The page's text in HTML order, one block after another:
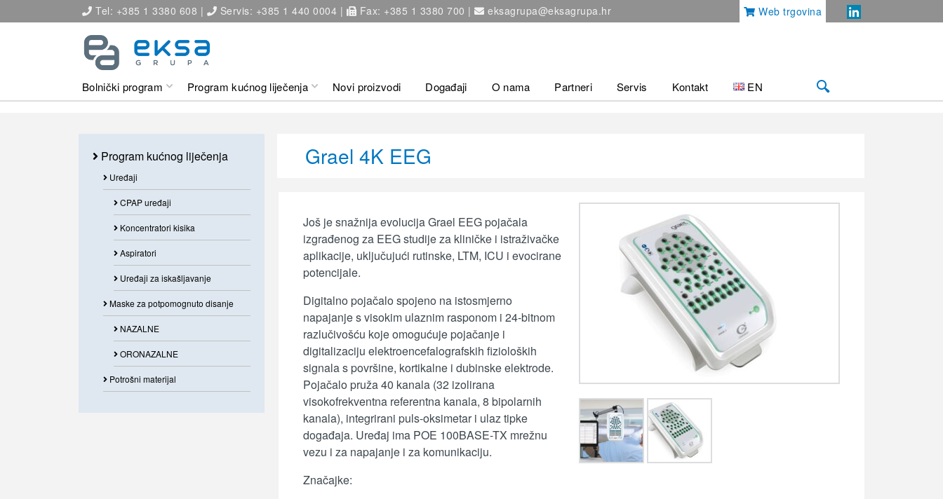
Tel: +385 1 3380 608 | Servis: +385 1 440 0004 | Fax: +385 1 3380 700 | eksagrupa@eksagrupa.hr Web trgovina
Bolnički program Program kućnog liječenja Novi proizvodi Događaji O nama Partneri Servis Kontakt EN
Program kućnog liječenja
Uređaji
CPAP uređaji
Koncentratori kisika
Aspiratori
Uređaji za iskašljavanje
Maske za potpomognuto disanje
NAZALNE
ORONAZALNE
Potrošni materijal
Grael 4K EEG
Još je snažnija evolucija Grael EEG pojačala
izgrađenog za EEG studije za kliničke i istraživačke
aplikacije, uključujući rutinske, LTM, ICU i evocirane
potencijale.
Digitalno pojačalo spojeno na istosmjerno
napajanje s visokim ulaznim rasponom i 24-bitnom
razlučivošću koje omogućuje pojačanje i
digitalizaciju elektroencefalografskih fizioloških
signala s površine, kortikalne i dubinske elektrode.
Pojačalo pruža 40 kanala (32 izolirana
visokofrekventna referentna kanala, 8 bipolarnih
kanala), integrirani puls-oksimetar i ulaz tipke
događaja. Uređaj ima POE 100BASE-TX mrežnu
vezu i za napajanje i za komunikaciju.
Značajke: